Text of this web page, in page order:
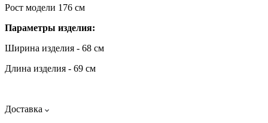
Рост модели 176 см
Параметры изделия:
Ширина изделия - 68 см
Длина изделия - 69 см
Доставка